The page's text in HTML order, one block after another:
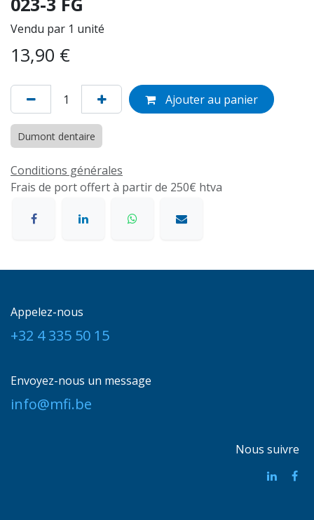
Vendu par 1 unité
13,90 €
Ajouter au panier
Dumont dentaire
Conditions générales
Frais de port offert à partir de 250€ htva
Appelez-nous
+32 4 335 50 15
Envoyez-nous un message
info@mfi.be
Nous suivre